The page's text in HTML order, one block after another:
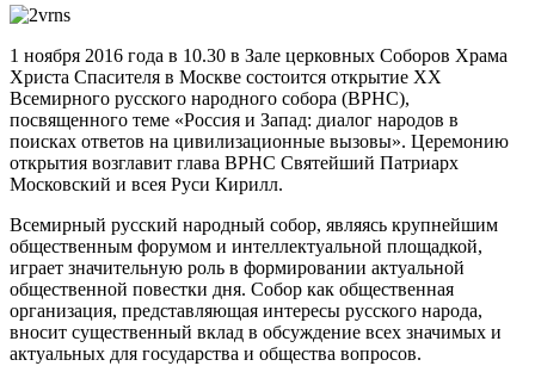
1 ноября 2016 года в 10.30 в Зале церковных Соборов Храма
Христа Спасителя в Москве состоится открытие XX
Всемирного русского народного собора (ВРНС),
посвященного теме «Россия и Запад: диалог народов в
поисках ответов на цивилизационные вызовы». Церемонию
открытия возглавит глава ВРНС Святейший Патриарх
Московский и всея Руси Кирилл.
Всемирный русский народный собор, являясь крупнейшим
общественным форумом и интеллектуальной площадкой,
играет значительную роль в формировании актуальной
общественной повестки дня. Собор как общественная
организация, представляющая интересы русского народа,
вносит существенный вклад в обсуждение всех значимых и
актуальных для государства и общества вопросов.